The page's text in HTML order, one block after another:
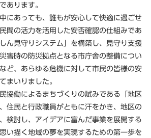
あります。
にあっても、誰もが安心して快適に過ごせ
間の活力を活用した安否確認の仕組みであ
ん見守りシステム」を構築し、見守り支援
害時の防災拠点となる市庁舎の整備につい
ど、あらゆる危機に対して市民の皆様の安
まいりました。
協働によるまちづくりの試みである「地区
住民と行政職員がともに汗をかき、地区の
検討し、アイデアに富んだ事業を展開する
い描く地域の夢を実現するための第一歩を